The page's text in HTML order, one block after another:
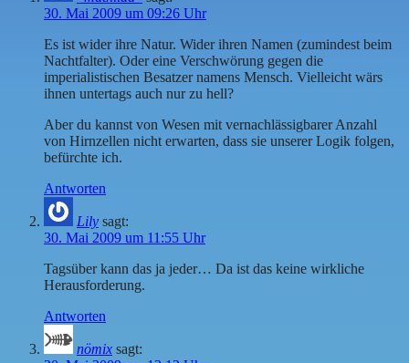
30. Mai 2009 um 09:26 Uhr
Es ist wider ihre Natur. Wider ihren Namen (zumindest beim
Nachtfalter). Oder eine Verschwörung gegen die
imperialistischen Besatzer namens Mensch. Vielleicht wärs
ihnen untertags auch nur zu hell?
Aber du kannst von Wesen mit vernachlässigbarer Anzahl
von Hirnzellen nicht erwarten, dass sie unserer Logik folgen,
befürchte ich.
Antworten
Lily sagt:
30. Mai 2009 um 11:55 Uhr
Tagsüber kann das ja jeder… Da ist das keine wirkliche
Herausforderung.
Antworten
nömix sagt: